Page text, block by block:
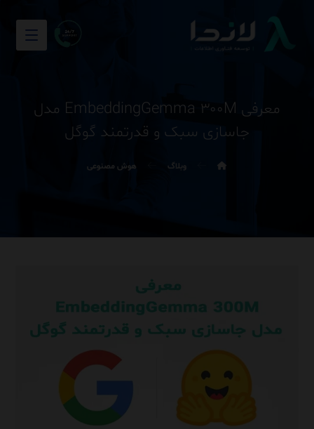
معرفی EmbeddingGemma ۳۰۰M مدل
جاسازی سبک و قدرتمند گوگل
وبلاگ هوش مصنوعی